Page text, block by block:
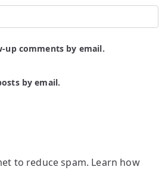
up comments by email.
by email.
to reduce spam. Learn how